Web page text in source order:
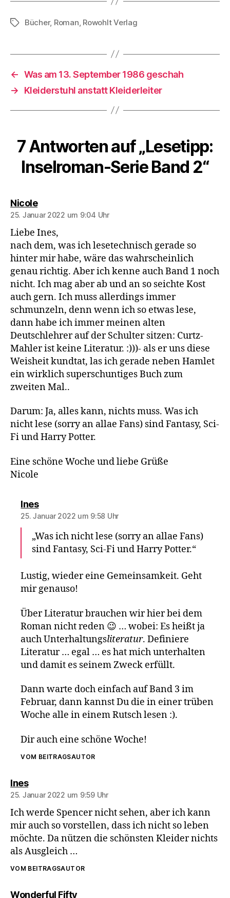
Schlagwörter
Bücher, Roman Rowohlt Verlag
← Was am 13. September 1986 geschah
→
Kleiderstuhl anstatt Kleiderleiter
7 Antworten auf „Lesetipp:
Inselroman-Serie Band 2“
Nicolesagt:
25. Januar 2022 um 9:04 Uhr
Liebe Ines,
nach dem, was ich lesetechnisch gerade so
hinter mir habe, wäre das wahrscheinlich
genau richtig. Aber ich kenne auch Band 1 noch
nicht. Ich mag aber ab und an so seichte Kost
auch gern. Ich muss allerdings immer
schmunzeln, denn wenn ich so etwas lese,
dann habe ich immer meinen alten
Deutschlehrer auf der Schulter sitzen: Curtz-
Mahler ist keine Literatur. :)))- als er uns diese
Weisheit kundtat, las ich gerade neben Hamlet
ein wirklich superschuntiges Buch zum
zweiten Mal..
Darum: Ja, alles kann, nichts muss. Was ich
nicht lese (sorry an allae Fans) sind Fantasy, Sci-
Fi und Harry Potter.
Eine schöne Woche und liebe Grüße
Nicole
Inessagt:
25. Januar 2022 um 9:58 Uhr
„Was ich nicht lese (sorry an allae Fans)
sind Fantasy, Sci-Fi und Harry Potter.“
Lustig, wieder eine Gemeinsamkeit. Geht
mir genauso!
Über Literatur brauchen wir hier bei dem
Roman nicht reden 😉 … wobei: Es heißt ja
auch Unterhaltungsliteratur. Definiere
Literatur … egal … es hat mich unterhalten
und damit es seinem Zweck erfüllt.
Dann warte doch einfach auf Band 3 im
Februar, dann kannst Du die in einer trüben
Woche alle in einem Rutsch lesen :).
Dir auch eine schöne Woche!
VOM BEITRAGSAUTOR
Inessagt:
25. Januar 2022 um 9:59 Uhr
Ich werde Spencer nicht sehen, aber ich kann
mir auch so vorstellen, dass ich nicht so leben
möchte. Da nützen die schönsten Kleider nichts
als Ausgleich …
VOM BEITRAGSAUTOR
Wonderful Fiftysagt: